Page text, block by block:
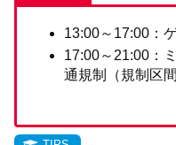
13:00～17:00：
17:00～21:00：
通規制（規制区間